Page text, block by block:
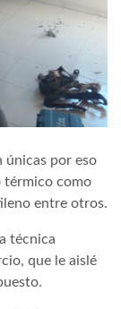
únicas por eso
térmico como
entre otros.
técnica
que le aislé